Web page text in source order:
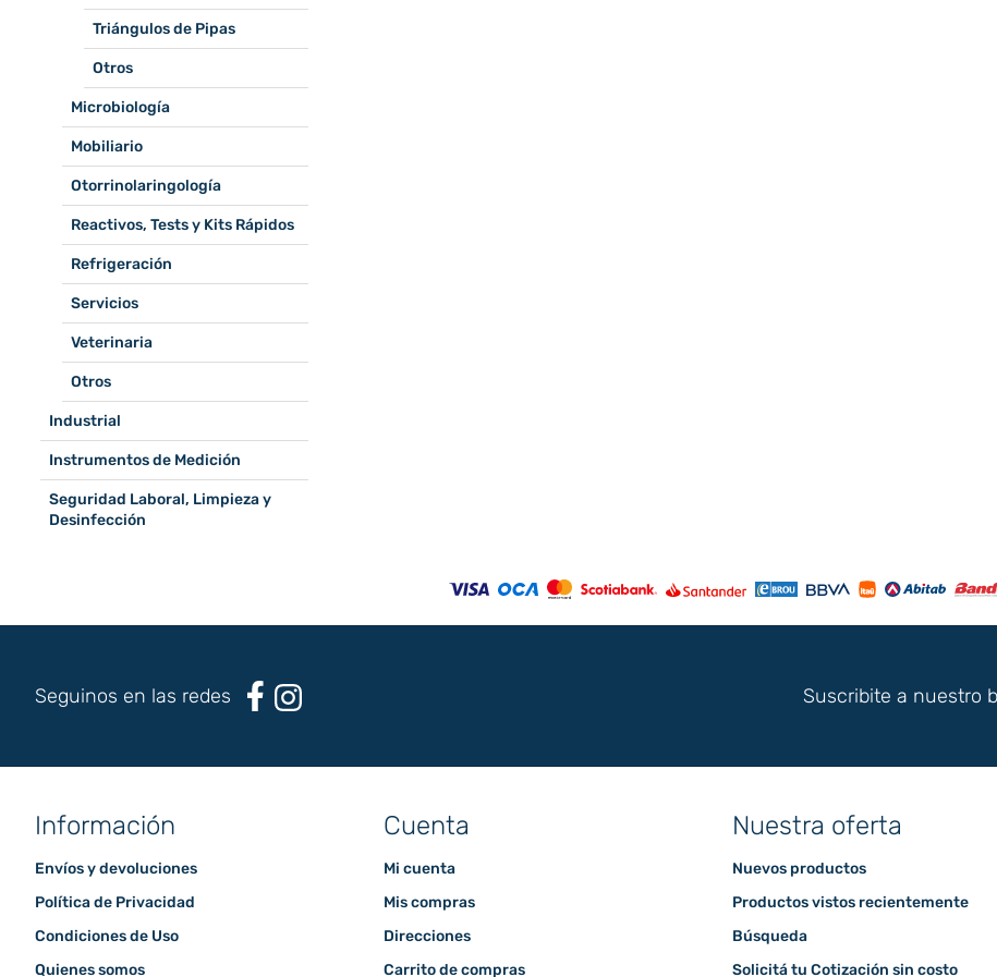
Triángulos de Pipas
Otros
Microbiología
Mobiliario
Otorrinolaringología
Reactivos, Tests y Kits Rápidos
Refrigeración
Servicios
Veterinaria
Otros
Industrial
Instrumentos de Medición
Seguridad Laboral, Limpieza y
Desinfección
Seguinos en las redes Suscribite a nuestro
Información
Envíos y devoluciones
Política de Privacidad
Condiciones de Uso
Quienes somos
Cuenta
Mi cuenta
Mis compras
Direcciones
Carrito de compras
Nuestra oferta
Nuevos productos
Productos vistos recientemente
Búsqueda
Solicitá tu Cotización sin costo